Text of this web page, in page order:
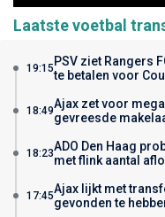
Laatste voetbal
19:15 PSV ziet Rangers
te betalen voor
18:49Ajax zet voor
gevreesde
18:23ADO Den Haag
met flink aantal
17:45Ajax lijkt met
gevonden te